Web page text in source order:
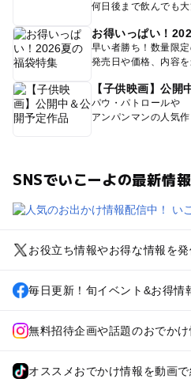
何日後まで飲んでも大
お得いっぱい！
早い者勝ち！数量限
発売日や価格、内容
【子供映画】公開
パウ・パトロールや
アンパンマンの人気作
SNSでいこーよの最新情
お役立ち情報やお得な情報を
毎日更新！旬イベント&お得情
無料招待企画や話題のおでかけ
オススメおでかけ情報を動画で